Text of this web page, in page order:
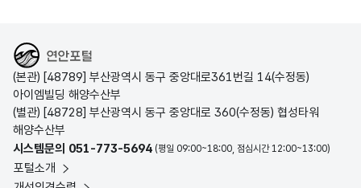
해양수산부
(본관) [48789] 부산광역시 동구 중앙대로361번길 14(수정동)
아이엠빌딩 해양수산부
(별관) [48728] 부산광역시 동구 중앙대로 360(수정동) 협성타워
해양수산부
시스템문의 051-773-5694 (평일 09:00~18:00, 점심시간 12:00~13:00)
포털소개